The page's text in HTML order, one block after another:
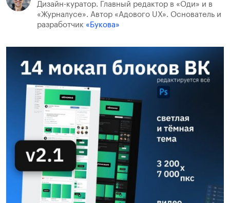
Дизайн-куратор. Главный редактор в «Оди» и в
«Журналусе». Автор «Адового UX». Основатель и
разработчик «Букова»